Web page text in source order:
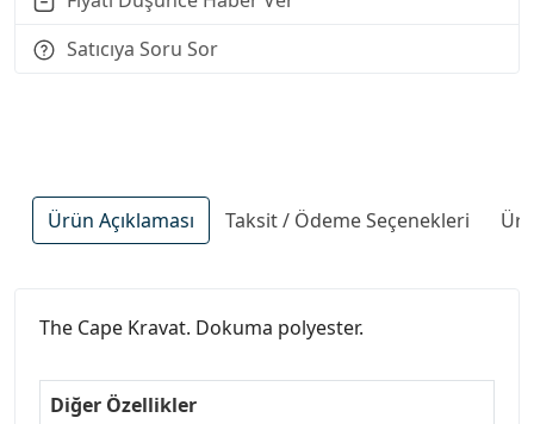
Satıcıya Soru Sor
Ürün Açıklaması Taksit / Ödeme Seçenekleri
The Cape Kravat. Dokuma polyester.
Diğer Özellikler